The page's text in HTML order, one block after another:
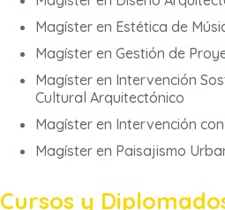
Magíster en Estética de
Magíster en Gestión de
Magíster en Intervención
Cultural Arquitectónico
Magíster en Intervención
Magíster en Paisajismo
Cursos y